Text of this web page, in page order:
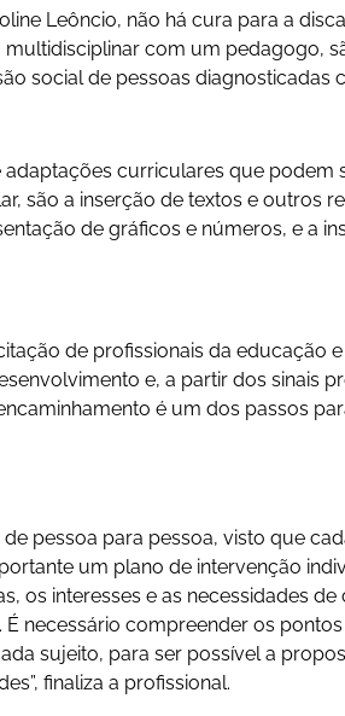
Leôncio, não há cura para a
com um pedagogo,
social de pessoas diagnosticadas
curriculares que podem
são a inserção de textos e outros
de gráficos e números, e a
de profissionais da educação
e, a partir dos sinais
é um dos passos
pessoa para pessoa, visto que
um plano de intervenção
os interesses e as necessidades
necessário compreender os
sujeito, para ser possível a
finaliza a profissional.